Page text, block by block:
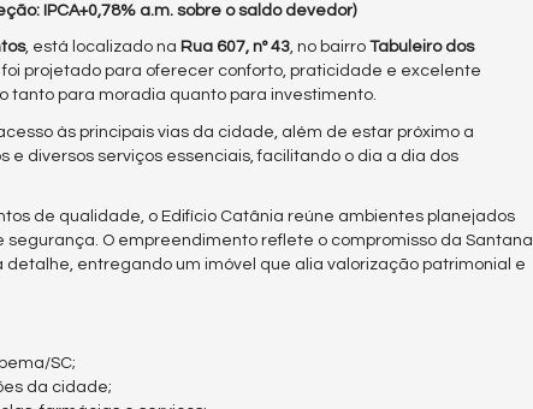
IPCA+0,78% a.m. sobre o saldo devedor)
, está localizado na Rua 607, nº 43, no bairro Tabuleiro dos
projetado para oferecer conforto, praticidade e excelente
tanto para moradia quanto para investimento.
às principais vias da cidade, além de estar próximo a
diversos serviços essenciais, facilitando o dia a dia dos
de qualidade, o Edifício Catânia reúne ambientes planejados
O empreendimento reflete o compromisso da Santana
entregando um imóvel que alia valorização patrimonial e
SC;
da cidade;